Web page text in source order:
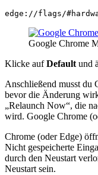
edge://flags/
Google Chrome
Klicke aufDefault und
Anschließend musst du
bevor die Änderung
„Relaunch Now“, die
wird. Google Chrome
Chrome (oder Edge)
Nicht gespeicherte
durch den Neustart
Neustart sein.